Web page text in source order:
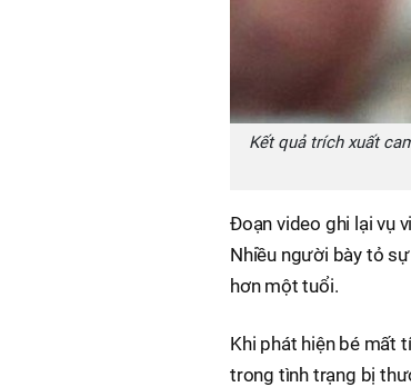
Kết quả trích xuất
Đoạn video ghi lại vụ
Nhiều người bày tỏ
hơn một tuổi.
Khi phát hiện bé mất
trong tình trạng bị